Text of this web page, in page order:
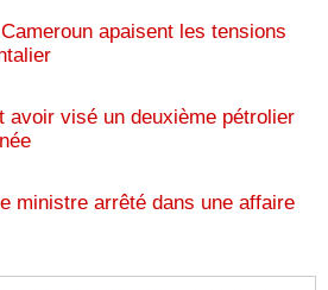
apaisent les tensions
avoir visé un deuxième pétrolier
ministre arrêté dans une affaire